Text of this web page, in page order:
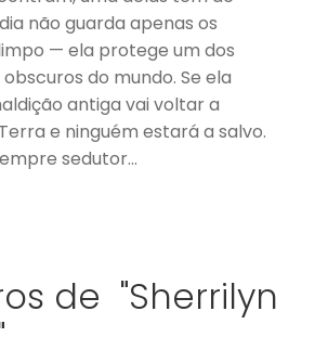
não guarda apenas os
— ela protege um dos
do mundo. Se ela
antiga vai voltar a
e ninguém estará a salvo.
sedutor…
de "Sherrilyn